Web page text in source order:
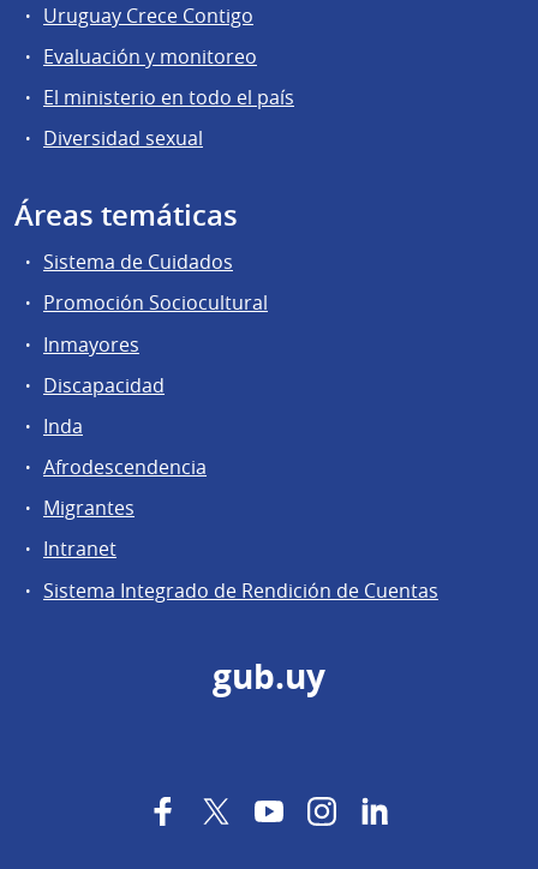
Uruguay Crece Contigo
Evaluación y monitoreo
El ministerio en todo el país
Diversidad sexual
Áreas temáticas
Sistema de Cuidados
Promoción Sociocultural
Inmayores
Discapacidad
Inda
Afrodescendencia
Migrantes
Intranet
Sistema Integrado de Rendición de Cuentas
gub.uy
FacebookTwitterYouTubeInstagram